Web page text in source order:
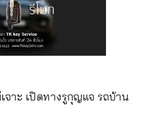
จาะ เปิดทางรูกุญแจ รถบ้าน